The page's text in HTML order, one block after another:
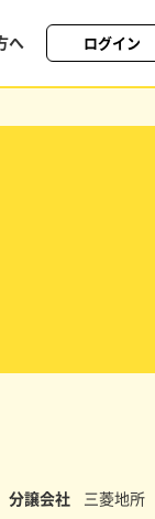
へ ログイン
分譲会社 三菱地所